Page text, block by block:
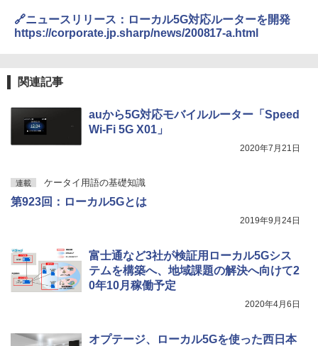
🔗ニュースリリース：ローカル5G対応ルーターを開発
https://corporate.jp.sharp/news/200817-a.html
関連記事
auから5G対応モバイルルーター「Speed
Wi-Fi 5G X01」
2020年7月21日
連載 ケータイ用語の基礎知識
第923回：ローカル5Gとは
2019年9月24日
富士通など3社が検証用ローカル5Gシス
テムを構築へ、地域課題の解決へ向けて2
0年10月稼働予定
2020年4月6日
オプテージ、ローカル5Gを使った西日本